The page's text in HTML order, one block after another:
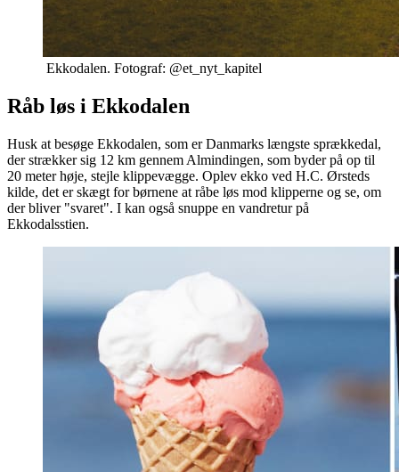
Ekkodalen. Fotograf: @et_nyt_kapitel
Råb løs i Ekkodalen
Husk at besøge Ekkodalen, som er Danmarks længste sprækkedal,
der strækker sig 12 km gennem Almindingen, som byder på op til
20 meter høje, stejle klippevægge. Oplev ekko ved H.C. Ørsteds
kilde, det er skægt for børnene at råbe løs mod klipperne og se, om
der bliver "svaret". I kan også snuppe en vandretur på
Ekkodalsstien.